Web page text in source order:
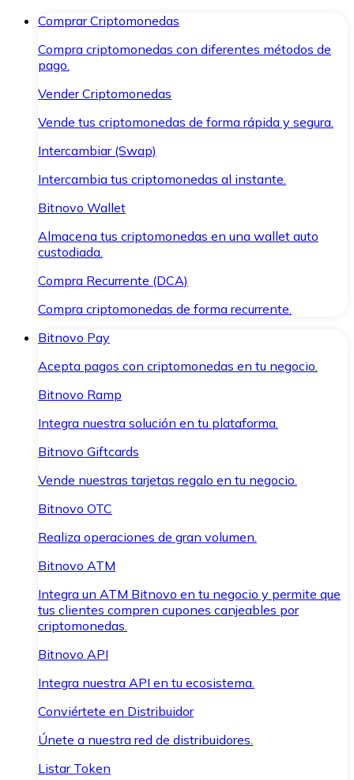
Comprar Criptomonedas
Compra criptomonedas con diferentes métodos de
pago.
Vender Criptomonedas
Vende tus criptomonedas de forma rápida y segura.
Intercambiar (Swap)
Intercambia tus criptomonedas al instante.
Bitnovo Wallet
Almacena tus criptomonedas en una wallet auto
custodiada.
Compra Recurrente (DCA)
Compra criptomonedas de forma recurrente.
Bitnovo Pay
Acepta pagos con criptomonedas en tu negocio.
Bitnovo Ramp
Integra nuestra solución en tu plataforma.
Bitnovo Giftcards
Vende nuestras tarjetas regalo en tu negocio.
Bitnovo OTC
Realiza operaciones de gran volumen.
Bitnovo ATM
Integra un ATM Bitnovo en tu negocio y permite que
tus clientes compren cupones canjeables por
criptomonedas.
Bitnovo API
Integra nuestra API en tu ecosistema.
Conviértete en Distribuidor
Únete a nuestra red de distribuidores.
Listar Token